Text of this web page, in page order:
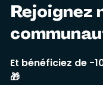
Rejoignez
Et bénéficiez de -
🎁